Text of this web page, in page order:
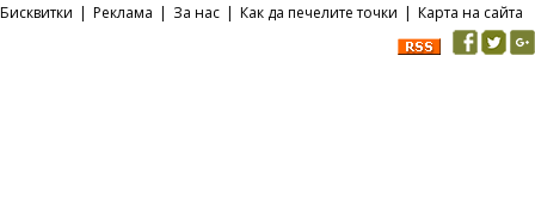
Бисквитки | Реклама | За нас | Как да печелите точки | Карта на сайта